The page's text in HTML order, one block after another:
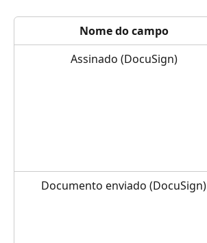
Nome do campo
Assinado (DocuSign)
Documento enviado (DocuSign)